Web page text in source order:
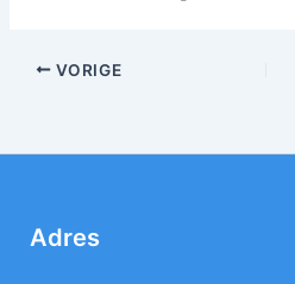
VORIGE
Adres